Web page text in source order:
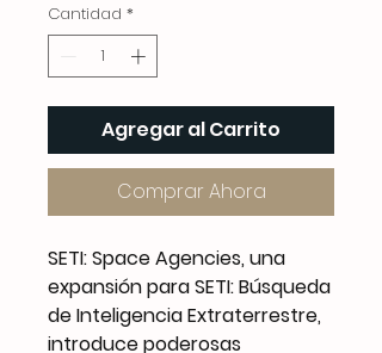
Cantidad *
Agregar al Carrito
Comprar Ahora
SETI: Space Agencies, una
expansión para SETI: Búsqueda
de Inteligencia Extraterrestre,
introduce poderosas